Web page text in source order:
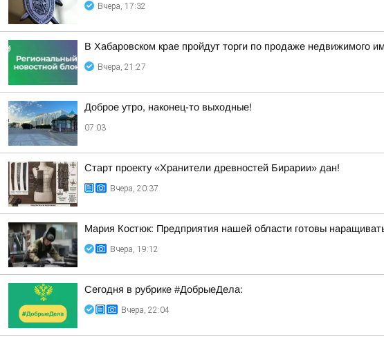
Вчера, 17:32
В Хабаровском крае пройдут торги по продаже недвижимого
Вчера, 21:27
Доброе утро, наконец-то выходные!
07:03
Старт проекту «Хранители древностей Бирарии» дан!
Вчера, 20:37
Мария Костюк: Предприятия нашей области готовы
Вчера, 19:12
Сегодня в рубрике #ДобрыеДела:
Вчера, 22:04